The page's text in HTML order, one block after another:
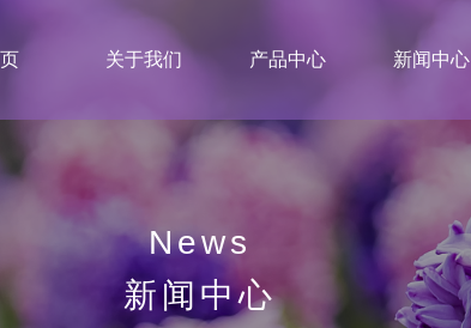
关于我们 产品中心 新闻中心
News
新闻中心